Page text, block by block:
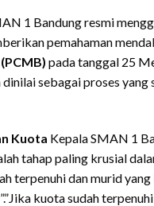
1 Bandung resmi
pemahaman
pada tanggal 25
dinilai sebagai proses
Kuota Kepala SMAN 1
tahap paling krusial
terpenuhi dan murid
kuota sudah